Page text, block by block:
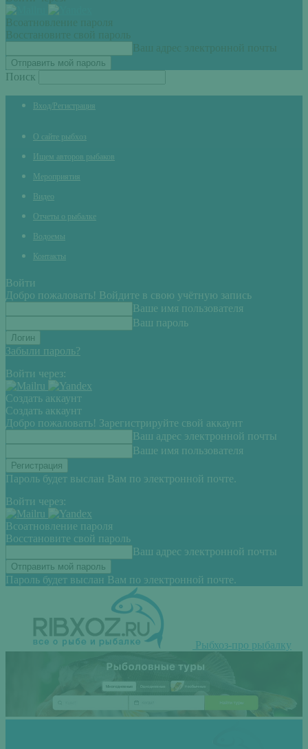
Всоатновление пароля
Восстановите свой пароль
Ваш адрес электронной почты
Поиск
Вход/Регистрация
О сайте рыбхоз
Ищем авторов рыбаков
Мероприятия
Видео
Отчеты о рыбалке
Водоемы
Контакты
Войти
Добро пожаловать! Войдите в свою учётную запись
Ваше имя пользователя
Ваш пароль
Забыли пароль?
Войти через:
Создать аккаунт
Создать аккаунт
Добро пожаловать! Зарегистрируйте свой аккаунт
Ваш адрес электронной почты
Ваше имя пользователя
Пароль будет выслан Вам по электронной почте.
Войти через:
Всоатновление пароля
Восстановите свой пароль
Ваш адрес электронной почты
Пароль будет выслан Вам по электронной почте.
Рыбхоз-про рыбалку